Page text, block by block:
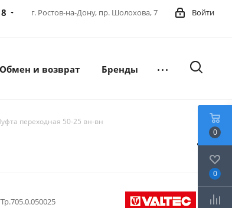
Войти
г. Ростов-на-Дону, пр. Шолохова, 7
Обмен и возврат Бренды
переходная 50-25 вн-вн
0
0